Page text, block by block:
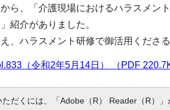
ら、「介護現場におけるハラスメン
紹介がありました。
、ハラスメント研修で御活用くださ
（令和2年5月14日） （PDF
だくには、「Adobe（R） Reader（R）